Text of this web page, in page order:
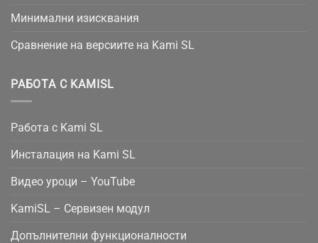
Минимални изисквания
Сравнение на версиите на Kami SL
РАБОТА С KAMISL
Работа с Kami SL
Инсталация на Kami SL
Видео уроци – YouTube
KamiSL – Сервизен модул
Допълнителни функционалности